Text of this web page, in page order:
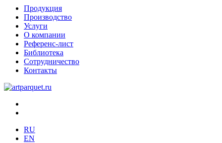
Продукция
Производство
Услуги
О компании
Референс-лист
Библиотека
Сотрудничество
Контакты
RU
EN